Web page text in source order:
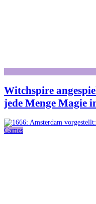
Witchspire
jede Menge Magie
Games